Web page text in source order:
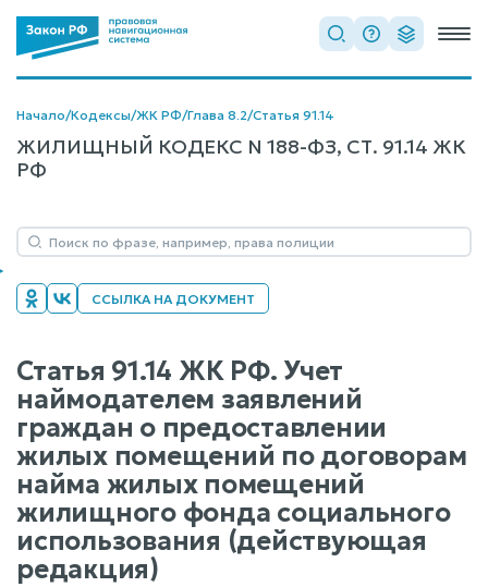
Начало/Кодексы/ЖК РФ/Глава 8.2/Статья 91.14
ЖИЛИЩНЫЙ КОДЕКС N 188-ФЗ, СТ. 91.14 ЖК
РФ
ССЫЛКА НА ДОКУМЕНТ
Статья 91.14 ЖК РФ. Учет
наймодателем заявлений
граждан о предоставлении
жилых помещений по договорам
найма жилых помещений
жилищного фонда социального
использования (действующая
редакция)